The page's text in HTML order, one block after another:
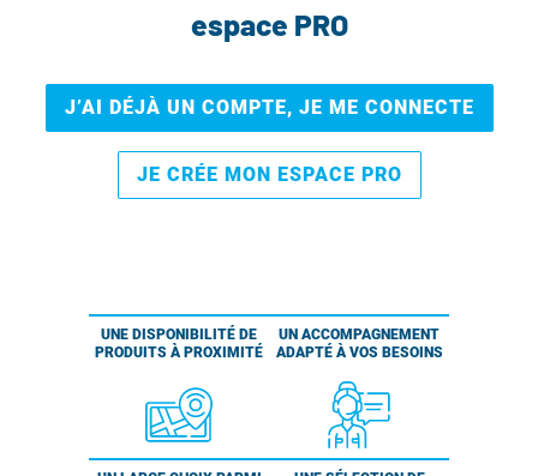
espace PRO
J’AI DÉJÀ UN COMPTE, JE ME CONNECTE
JE CRÉE MON ESPACE PRO
UNE DISPONIBILITÉ DE
PRODUITS À PROXIMITÉ
UN ACCOMPAGNEMENT
ADAPTÉ À VOS BESOINS